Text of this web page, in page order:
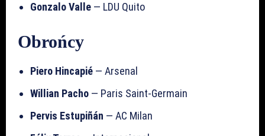
Gonzalo Valle — LDU Quito
Obrońcy
Piero Hincapié — Arsenal
Willian Pacho — Paris Saint-Germain
Pervis Estupiñán — AC Milan